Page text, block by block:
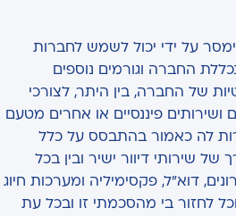
על ידי יכול לשמש לחברות
החברה וגורמים נוספים
של החברה, בין היתר, לצורכי
ושירותים פיננסיים או אחרים מטעם
לה כאמור בהתבסס על כלל
של שירותי דיוור ישיר ובין בכל
דוא"ל, פקסימיליה ומערכות חיוג
לחזור בי מהסכמתי זו ובכל עת